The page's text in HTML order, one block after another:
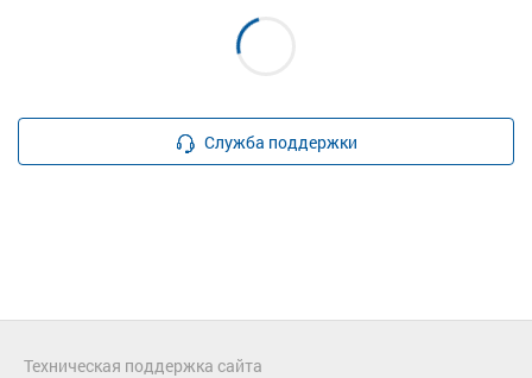
Служба поддержки
Техническая поддержка сайта